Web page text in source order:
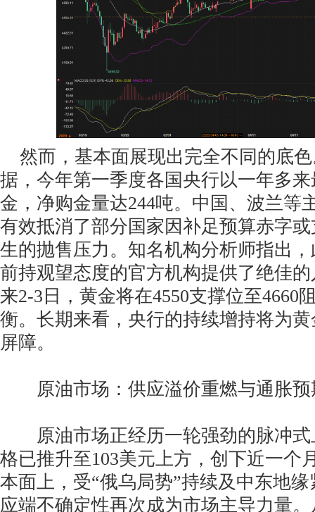
然而，基本面展现出完全不同的底
据，今年第一季度各国央行以一年多
金，净购金量达244吨。中国、波兰等
有效抵消了部分国家因补足预算赤字
生的抛售压力。知名机构分析师指出
前持观望态度的官方机构提供了绝佳
来2-3日，黄金将在4550支撑位至4660
衡。长期来看，央行的持续增持将为
屏障。
原油市场：供应溢价重燃与通胀预
原油市场正经历一轮强劲的脉冲式
格已推升至103美元上方，创下近一个
本面上，受“俄乌局势”持续及中东地
应端不确定性再次成为市场主导力量